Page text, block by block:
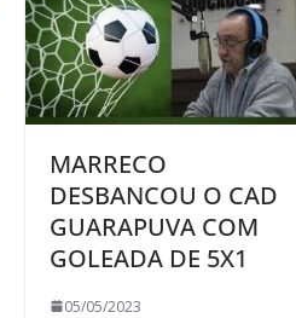
MARRECO
DESBANCOU O CAD
GUARAPUVA COM
GOLEADA DE 5X1
05/05/2023